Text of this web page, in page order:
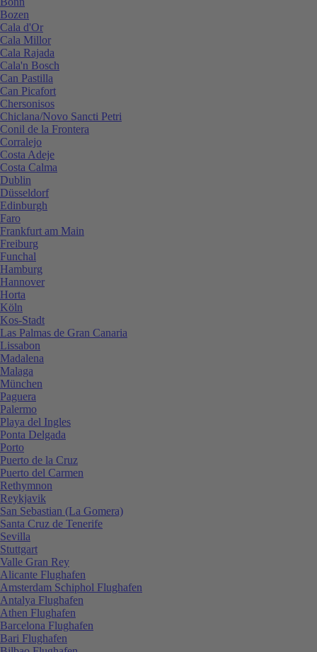
Bozen
Cala d'Or
Cala Millor
Cala Rajada
Cala'n Bosch
Can Pastilla
Can Picafort
Chersonisos
Chiclana/Novo Sancti Petri
Conil de la Frontera
Corralejo
Costa Adeje
Costa Calma
Dublin
Düsseldorf
Edinburgh
Faro
Frankfurt am Main
Freiburg
Funchal
Hamburg
Hannover
Horta
Köln
Kos-Stadt
Las Palmas de Gran Canaria
Lissabon
Madalena
Malaga
München
Paguera
Palermo
Playa del Ingles
Ponta Delgada
Porto
Puerto de la Cruz
Puerto del Carmen
Rethymnon
Reykjavik
San Sebastian (La Gomera)
Santa Cruz de Tenerife
Sevilla
Stuttgart
Valle Gran Rey
Alicante Flughafen
Amsterdam Schiphol Flughafen
Antalya Flughafen
Athen Flughafen
Barcelona Flughafen
Bari Flughafen